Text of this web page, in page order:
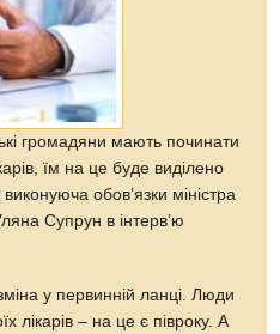
громадяни мають починати
їм на це буде виділено
обов’язки міністра
Супрун в інтерв’ю
у первинній ланці. Люди
лікарів – на це є півроку. А